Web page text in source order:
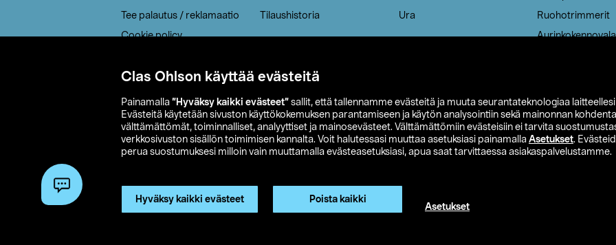
Clas Ohlson käyttää evästeitä
Painamalla ”Hyväksy kaikki evästeet” sallit, että tallennamme evästeitä ja muuta seurantateknologiaa laitteellesi
Evästeitä käytetään sivuston käyttökokemuksen parantamiseen ja käytön analysointiin sekä mainonnan
välttämättömät, toiminnalliset, analyyttiset ja mainosevästeet. Välttämättömiin evästeisiin ei tarvita
verkkosivuston sisällön toimimisen kannalta. Voit halutessasi muuttaa asetuksiasi painamalla Asetukset.
perua suostumuksesi milloin vain muuttamalla evästeasetuksiasi, apua saat tarvittaessa asiakaspalvelustamme.
Hyväksy kaikki evästeet Poista kaikki
Asetukset
Tee palautus / reklamaatio
Cookie policy
Saavutettavuus
Tilaushistoria Ura Ruohotrimmerit